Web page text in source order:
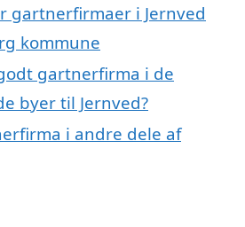
gartnerfirmaer i Jernved
kommune
gartnerfirma i de
byer til Jernved?
i andre dele af